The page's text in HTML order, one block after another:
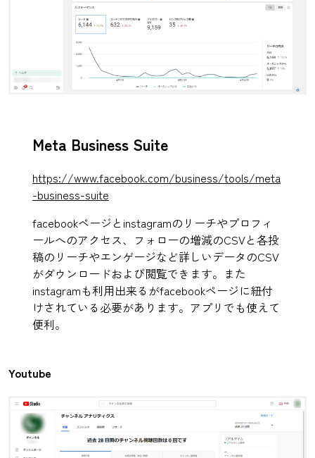
Meta Business Suite
https://www.facebook.com/business/tools/meta
-business-suite
facebookページとinstagramのリーチやプロフィ
ールへのアクセス、フォローの増減のCSVと各投
稿のリーチやエンゲージなど詳しいデータのCSV
がダウンロードおよび閲覧できます。また
instagramも利用出来るがfacebookページに紐付
けされている必要があります。アプリでも使えて
便利。
Youtube